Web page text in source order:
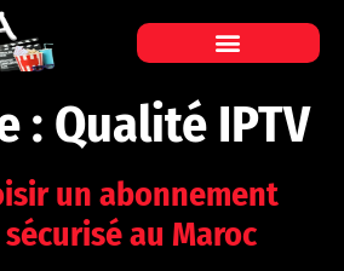
: Qualité IPTV
un abonnement
au Maroc